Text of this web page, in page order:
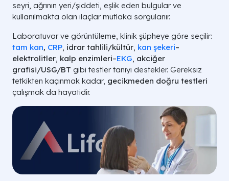
seyri, ağrının yeri/şiddeti, eşlik eden bulgular ve
kullanılmakta olan ilaçlar mutlaka sorgulanır.
Laboratuvar ve görüntüleme, klinik şüpheye göre seçilir:
tam kan, CRP, idrar tahlili/kültür, kan şekeri–
elektrolitler, kalp enzimleri–EKG, akciğer
grafisi/USG/BT gibi testler tanıyı destekler. Gereksiz
tetkikten kaçınmak kadar, gecikmeden doğru testleri
çalışmak da hayatidir.